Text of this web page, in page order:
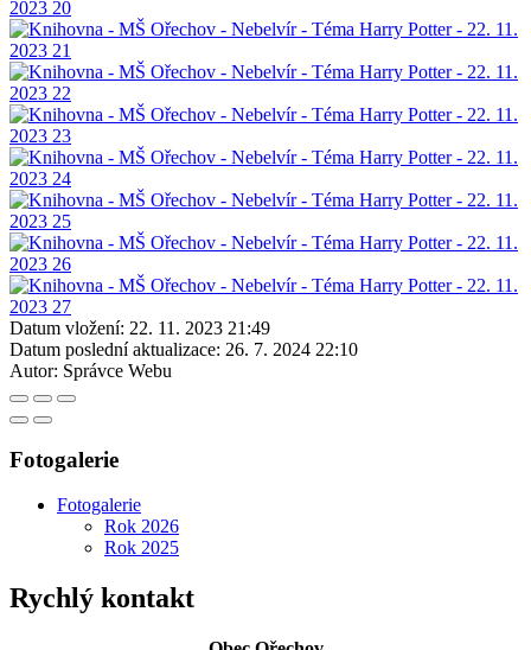
Datum vložení: 22. 11. 2023 21:49
Datum poslední aktualizace: 26. 7. 2024 22:10
Autor: Správce Webu
Fotogalerie
Fotogalerie
Rok 2026
Rok 2025
Rychlý kontakt